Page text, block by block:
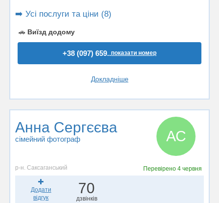
➡️ Усі послуги та ціни (8)
🚗 Виїзд додому
+38 (097) 659..показати номер
Докладніше
Анна Сергєєва
сімейний фотограф АС
р-н. Саксаганський Перевірено 4 червня
Додати
відгук
70
дзвінків